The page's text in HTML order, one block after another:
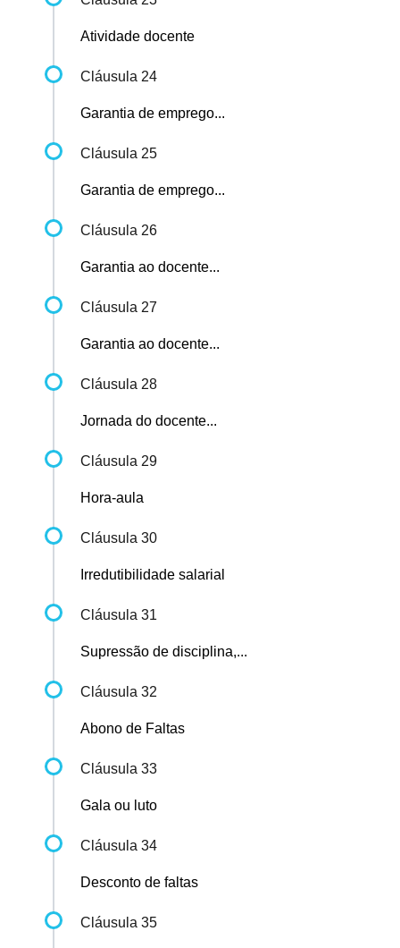
Atividade docente
Cláusula 24
Garantia de emprego...
Cláusula 25
Garantia de emprego...
Cláusula 26
Garantia ao docente...
Cláusula 27
Garantia ao docente...
Cláusula 28
Jornada do docente...
Cláusula 29
Hora-aula
Cláusula 30
Irredutibilidade salarial
Cláusula 31
Supressão de disciplina,...
Cláusula 32
Abono de Faltas
Cláusula 33
Gala ou luto
Cláusula 34
Desconto de faltas
Cláusula 35